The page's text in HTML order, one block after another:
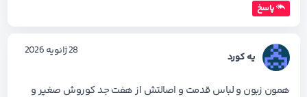
پاسخ
یه کورد 28 ژانویه 2026
همون زبون و لباس قدمت و اصالتش از هفت جد کوروش صغیر و